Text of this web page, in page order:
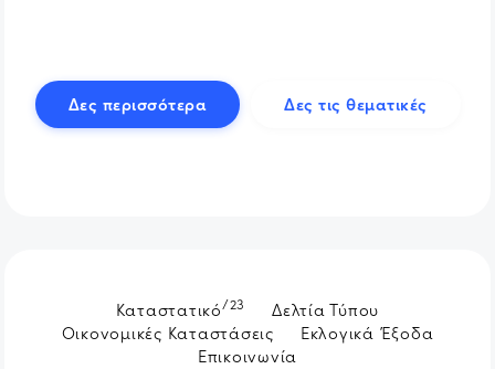
Δες περισσότερα Δες τις θεματικές
Καταστατικό/23
Δελτία Τύπου
Οικονομικές Καταστάσεις
Εκλογικά Έξοδα
Επικοινωνία